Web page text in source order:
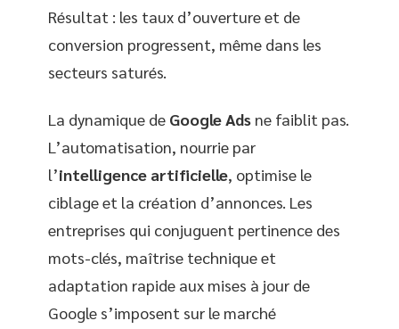
Résultat : les taux d’ouverture et de
conversion progressent, même dans les
secteurs saturés.
La dynamique de Google Ads ne faiblit pas.
L’automatisation, nourrie par
l’intelligence artificielle, optimise le
ciblage et la création d’annonces. Les
entreprises qui conjuguent pertinence des
mots-clés, maîtrise technique et
adaptation rapide aux mises à jour de
Google s’imposent sur le marché